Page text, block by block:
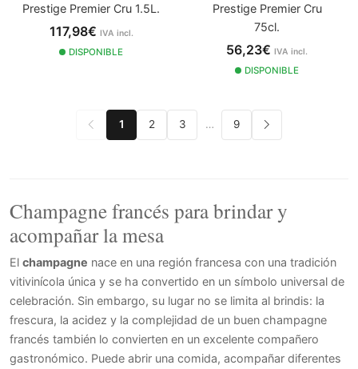
Prestige Premier Cru 1.5L.
117,98€ IVA incl.
DISPONIBLE
Prestige Premier Cru
75cl.
56,23€ IVA incl.
DISPONIBLE
1 2 3 … 9
Champagne francés para brindar y
acompañar la mesa
El champagne nace en una región francesa con una tradición
vitivinícola única y se ha convertido en un símbolo universal de
celebración. Sin embargo, su lugar no se limita al brindis: la
frescura, la acidez y la complejidad de un buen champagne
francés también lo convierten en un excelente compañero
gastronómico. Puede abrir una comida, acompañar diferentes